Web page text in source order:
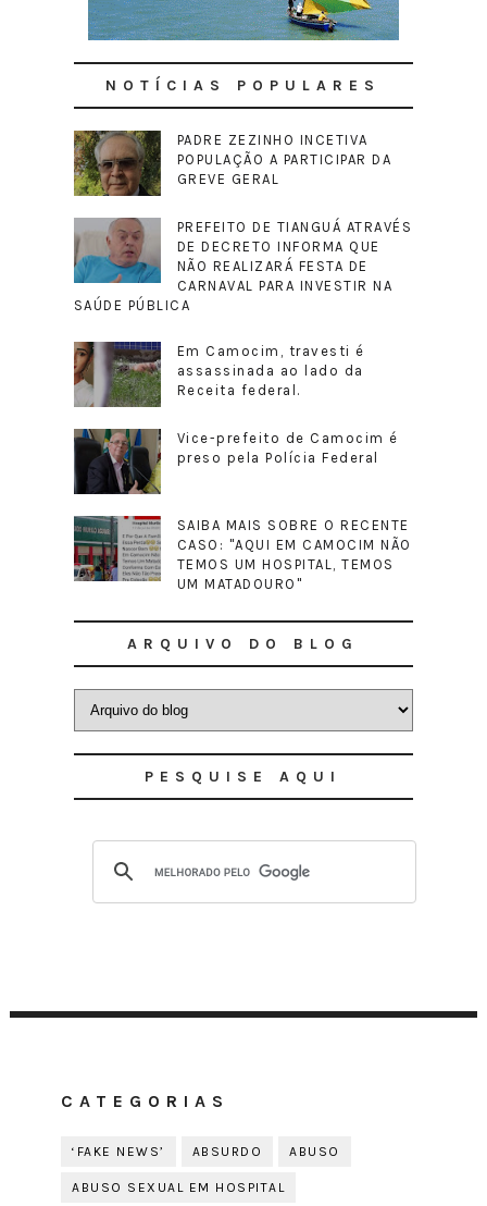
NOTÍCIAS POPULARES
PADRE ZEZINHO INCETIVA
POPULAÇÃO A PARTICIPAR DA
GREVE GERAL
PREFEITO DE TIANGUÁ ATRAVÉS
DE DECRETO INFORMA QUE
NÃO REALIZARÁ FESTA DE
CARNAVAL PARA INVESTIR NA
SAÚDE PÚBLICA
Em Camocim, travesti é
assassinada ao lado da
Receita federal.
Vice-prefeito de Camocim é
preso pela Polícia Federal
SAIBA MAIS SOBRE O RECENTE
CASO: "AQUI EM CAMOCIM NÃO
TEMOS UM HOSPITAL, TEMOS
UM MATADOURO"
ARQUIVO DO BLOG
PESQUISE AQUI
CATEGORIAS
‘FAKE NEWS’ ABSURDO ABUSO
ABUSO SEXUAL EM HOSPITAL